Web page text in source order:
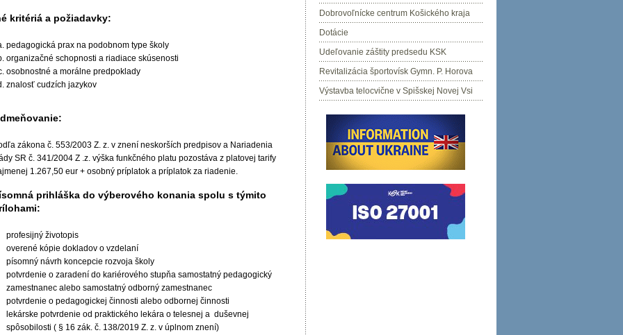
kritériá a požiadavky:
pedagogická prax na podobnom type školy
organizačné schopnosti a riadiace skúsenosti
osobnostné a morálne predpoklady
znalosť cudzích jazykov
zákona č. 553/2003 Z. z. v znení neskorších predpisov a Nariadenia
SR č. 341/2004 Z .z. výška funkčného platu pozostáva z platovej tarify
1.267,50 eur + osobný príplatok a príplatok za riadenie.
prihláška do výberového konania spolu s týmito
profesijný životopis
overené kópie dokladov o vzdelaní
písomný návrh koncepcie rozvoja školy
potvrdenie o zaradení do kariérového stupňa samostatný pedagogický
zamestnanec alebo samostatný odborný zamestnanec
potvrdenie o pedagogickej činnosti alebo odbornej činnosti
lekárske potvrdenie od praktického lekára o telesnej a duševnej
spôsobilosti ( § 16 zák. č. 138/2019 Z. z. v úplnom znení)
Dobrovoľnícke centrum Košického kraja
Dotácie
Udeľovanie záštity predsedu KSK
Revitalizácia športovísk Gymn. P. Horova
Výstavba telocvične v Spišskej Novej Vsi